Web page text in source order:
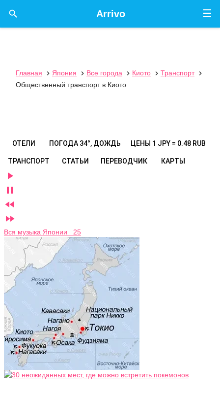
☰
Arrivo

Главная  Япония  Все города  Киото  Транспорт

Общественный транспорт в Киото
ОТЕЛИ ПОГОДА 34°, ДОЖДЬ ЦЕНЫ 1 JPY = 0.48 RUB
ТРАНСПОРТ СТАТЬИ ПЕРЕВОДЧИК КАРТЫ




Вся музыка Японии 25